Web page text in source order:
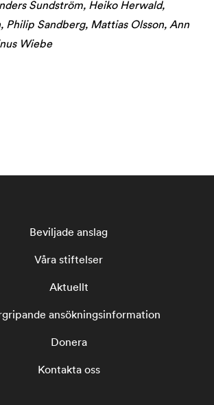
Sundström, Heiko Herwald,
Philip Sandberg, Mattias Olsson, Ann
Wiebe
Beviljade anslag
Våra stiftelser
Aktuellt
ansökningsinformation
Donera
Kontakta oss